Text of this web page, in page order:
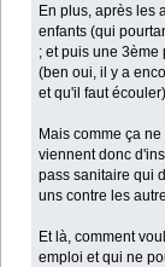
En plus, après les
enfants (qui
; et puis une
(ben oui, il y a
et qu'il faut écouler).
Mais comme ça
viennent donc
pass sanitaire qui
uns contre les
Et là, comment
emploi et qui ne